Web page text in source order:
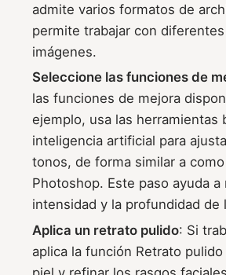
admite varios formatos de
permite trabajar con
imágenes.
Seleccione las funciones de
las funciones de mejora
ejemplo, usa las herramientas
inteligencia artificial para
tonos, de forma similar a
Photoshop. Este paso ayuda a
intensidad y la profundidad de
Aplica un retrato pulido: Si
aplica la función Retrato